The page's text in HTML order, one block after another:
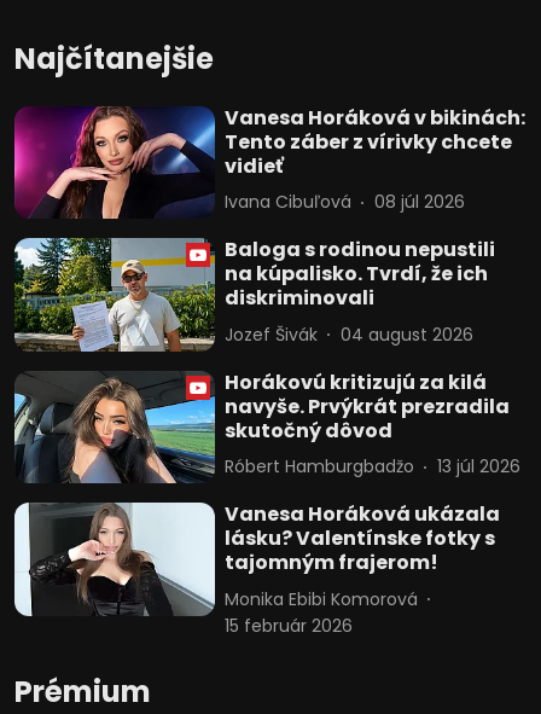
Najčítanejšie
Vanesa Horáková v bikinách:
Tento záber z vírivky chcete
vidieť
Ivana Cibuľová 08 júl 2026
Baloga s rodinou nepustili
na kúpalisko. Tvrdí, že ich
diskriminovali
Jozef Šivák 04 august 2026
Horákovú kritizujú za kilá
navyše. Prvýkrát prezradila
skutočný dôvod
Róbert Hamburgbadžo 13 júl 2026
Vanesa Horáková ukázala
lásku? Valentínske fotky s
tajomným frajerom!
Monika Ebibi Komorová
15 február 2026
Prémium